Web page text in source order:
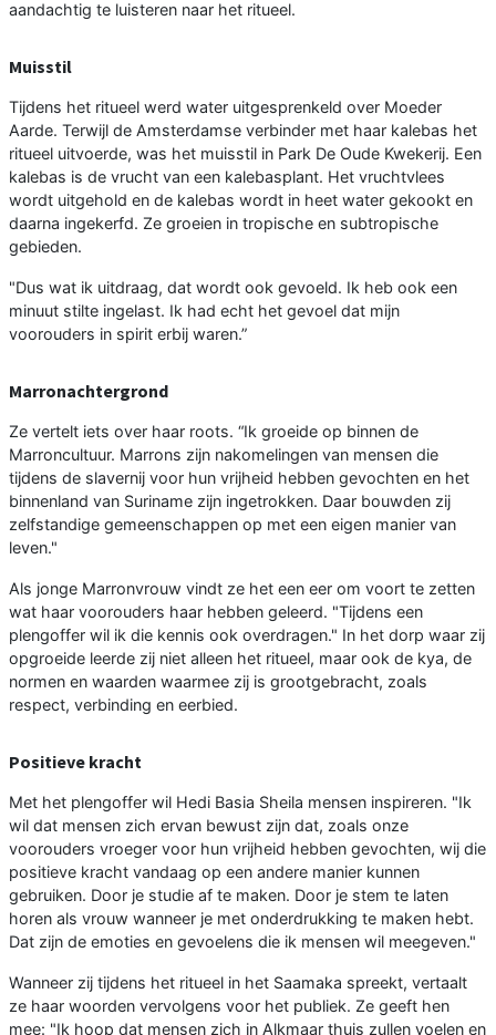
aandachtig te luisteren naar het ritueel.
Muisstil
Tijdens het ritueel werd water uitgesprenkeld over Moeder
Aarde. Terwijl de Amsterdamse verbinder met haar kalebas het
ritueel uitvoerde, was het muisstil in Park De Oude Kwekerij. Een
kalebas is de vrucht van een kalebasplant. Het vruchtvlees
wordt uitgehold en de kalebas wordt in heet water gekookt en
daarna ingekerfd. Ze groeien in tropische en subtropische
gebieden.
"Dus wat ik uitdraag, dat wordt ook gevoeld. Ik heb ook een
minuut stilte ingelast. Ik had echt het gevoel dat mijn
voorouders in spirit erbij waren.”
Marronachtergrond
Ze vertelt iets over haar roots. “Ik groeide op binnen de
Marroncultuur. Marrons zijn nakomelingen van mensen die
tijdens de slavernij voor hun vrijheid hebben gevochten en het
binnenland van Suriname zijn ingetrokken. Daar bouwden zij
zelfstandige gemeenschappen op met een eigen manier van
leven."
Als jonge Marronvrouw vindt ze het een eer om voort te zetten
wat haar voorouders haar hebben geleerd. "Tijdens een
plengoffer wil ik die kennis ook overdragen." In het dorp waar zij
opgroeide leerde zij niet alleen het ritueel, maar ook de kya, de
normen en waarden waarmee zij is grootgebracht, zoals
respect, verbinding en eerbied.
Positieve kracht
Met het plengoffer wil Hedi Basia Sheila mensen inspireren. "Ik
wil dat mensen zich ervan bewust zijn dat, zoals onze
voorouders vroeger voor hun vrijheid hebben gevochten, wij die
positieve kracht vandaag op een andere manier kunnen
gebruiken. Door je studie af te maken. Door je stem te laten
horen als vrouw wanneer je met onderdrukking te maken hebt.
Dat zijn de emoties en gevoelens die ik mensen wil meegeven."
Wanneer zij tijdens het ritueel in het Saamaka spreekt, vertaalt
ze haar woorden vervolgens voor het publiek. Ze geeft hen
mee: "Ik hoop dat mensen zich in Alkmaar thuis zullen voelen en